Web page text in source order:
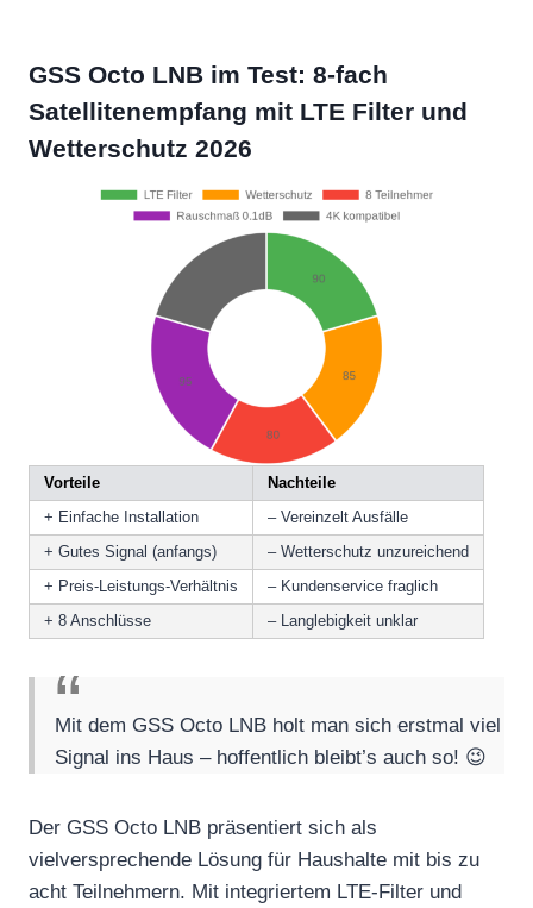
GSS Octo LNB im Test: 8-fach
Satellitenempfang mit LTE Filter und
Wetterschutz 2026
Vorteile
Nachteile
+ Einfache Installation
– Vereinzelt Ausfälle
+ Gutes Signal (anfangs)
– Wetterschutz unzureichend
+ Preis-Leistungs-Verhältnis
– Kundenservice fraglich
+ 8 Anschlüsse
– Langlebigkeit unklar
Mit dem GSS Octo LNB holt man sich erstmal viel
Signal ins Haus – hoffentlich bleibt’s auch so! 😉
Der GSS Octo LNB präsentiert sich als
vielversprechende Lösung für Haushalte mit bis zu
acht Teilnehmern. Mit integriertem LTE-Filter und